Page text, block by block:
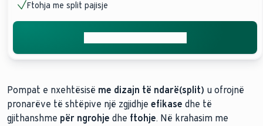
Ftohja me split pajisje
Pompat e nxehtësisë me dizajn të ndarë(split) u ofrojnë
pronarëve të shtëpive një zgjidhje efikase dhe të
gjithanshme për ngrohje dhe ftohje. Në krahasim me